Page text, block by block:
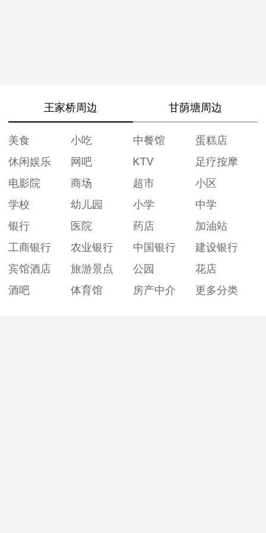
王家桥周边 甘荫塘周边
美食 小吃 中餐馆
蛋糕店
休闲娱乐
网吧 KTV
足疗按摩
电影院
商场 超市
小区
学校
幼儿园 小学
中学
银行
医院 药店
加油站
工商银行
农业银行 中国银行
建设银行
宾馆酒店
旅游景点 公园
花店
酒吧
体育馆 房产中介 更多分类